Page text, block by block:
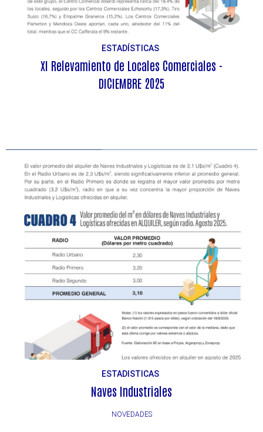
ESTADÍSTICAS
XI Relevamiento de Locales Comerciales -
DICIEMBRE 2025
ESTADISTICAS
Naves Industriales
NOVEDADES